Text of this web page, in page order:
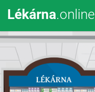
Lékárna.online